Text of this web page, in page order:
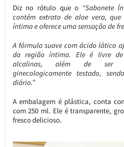
Diz no rótulo que o “Sabonete
contém extrato de aloe vera,
íntima e oferece uma sensação de
A fórmula suave com ácido lático
da região íntima. Ele é livre de
alcalinas, além de ser
ginecologicamente testado,
diário.”
A embalagem é plástica, conta
com 250 ml. Ele é transparente,
fresco delicioso.